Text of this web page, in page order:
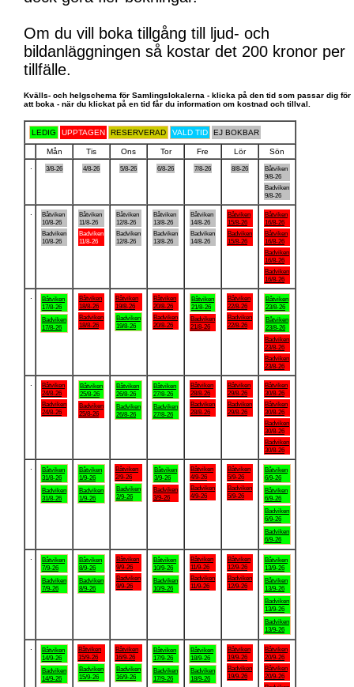
Om du vill boka tillgång till ljud- och
bildanläggningen så kostar det 200 kronor per
tillfälle.
Kvälls- och helgschema för Samlingslokalerna - klicka på den tid som passar dig för
att boka - när du klickat på en tid får du information om kostnad och tillval.
LEDIG UPPTAGEN RESERVERAD VALD TID EJ BOKBAR
Mån Tis Ons Tor Fre Lör
Sön
3/8-26 4/8-26 5/8-26 6/8-26 7/8-26 8/8-26
Båtviken
9/8-26
Badviken
9/8-26
Båtviken
10/8-26
Badviken
10/8-26
Båtviken
11/8-26
Badviken
11/8-26
Båtviken
12/8-26
Badviken
12/8-26
Båtviken
13/8-26
Badviken
13/8-26
Båtviken
14/8-26
Badviken
14/8-26
Båtviken
15/8-26
Badviken
15/8-26
Båtviken
16/8-26
Båtviken
16/8-26
Badviken
16/8-26
Badviken
16/8-26
Båtviken
17/8-26
Badviken
17/8-26
Båtviken
18/8-26
Badviken
18/8-26
Båtviken
19/8-26
Badviken
19/8-26
Båtviken
20/8-26
Badviken
20/8-26
Båtviken
21/8-26
Badviken
21/8-26
Båtviken
22/8-26
Badviken
22/8-26
Båtviken
23/8-26
Båtviken
23/8-26
Badviken
23/8-26
Badviken
23/8-26
Båtviken
24/8-26
Badviken
24/8-26
Båtviken
25/8-26
Badviken
25/8-26
Båtviken
26/8-26
Badviken
26/8-26
Båtviken
27/8-26
Badviken
27/8-26
Båtviken
28/8-26
Badviken
28/8-26
Båtviken
29/8-26
Badviken
29/8-26
Båtviken
30/8-26
Båtviken
30/8-26
Badviken
30/8-26
Badviken
30/8-26
Båtviken
31/8-26
Badviken
31/8-26
Båtviken
1/9-26
Badviken
1/9-26
Båtviken
2/9-26
Badviken
2/9-26
Båtviken
3/9-26
Badviken
3/9-26
Båtviken
4/9-26
Badviken
4/9-26
Båtviken
5/9-26
Badviken
5/9-26
Båtviken
6/9-26
Båtviken
6/9-26
Badviken
6/9-26
Badviken
6/9-26
Båtviken
7/9-26
Badviken
7/9-26
Båtviken
8/9-26
Badviken
8/9-26
Båtviken
9/9-26
Badviken
9/9-26
Båtviken
10/9-26
Badviken
10/9-26
Båtviken
11/9-26
Badviken
11/9-26
Båtviken
12/9-26
Badviken
12/9-26
Båtviken
13/9-26
Båtviken
13/9-26
Badviken
13/9-26
Badviken
13/9-26
Båtviken
14/9-26
Badviken
14/9-26
Båtviken
15/9-26
Badviken
15/9-26
Båtviken
16/9-26
Badviken
16/9-26
Båtviken
17/9-26
Badviken
17/9-26
Båtviken
18/9-26
Badviken
18/9-26
Båtviken
19/9-26
Badviken
19/9-26
Båtviken
20/9-26
Båtviken
20/9-26